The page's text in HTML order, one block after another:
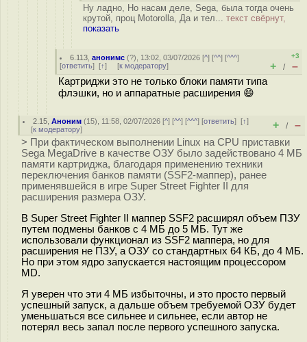
Ну ладно, Но насам деле, Sega, была тогда очень
крутой, проц Motorolla, Да и тел... текст свёрнут,
показать
6.113 ,анонимс (?), 13:02, 03/07/2026 [^] [^^] [^^^]
[ответить] [↑] [к модератору]
+3
+ / –
Картриджи это не только блоки памяти типа
флэшки, но и аппаратные расширения 😄
2.15 ,Аноним (15), 11:58, 02/07/2026 [^] [^^] [^^^] [ответить][↑]
[к модератору] + / –
> При фактическом выполнении Linux на CPU приставки
Sega MegaDrive в качестве ОЗУ было задействовано 4 МБ
памяти картриджа, благодаря применению техники
переключения банков памяти (SSF2-маппер), ранее
применявшейся в игре Super Street Fighter II для
расширения размера ОЗУ.
В Super Street Fighter II маппер SSF2 расширял объем ПЗУ
путем подмены банков с 4 МБ до 5 МБ. Тут же
использовали функционал из SSF2 маппера, но для
расширения не ПЗУ, а ОЗУ со стандартных 64 КБ, до 4 МБ.
Но при этом ядро запускается настоящим процессором
MD.
Я уверен что эти 4 МБ избыточны, и это просто первый
успешный запуск, а дальше объем требуемой ОЗУ будет
уменьшаться все сильнее и сильнее, если автор не
потерял весь запал после первого успешного запуска.